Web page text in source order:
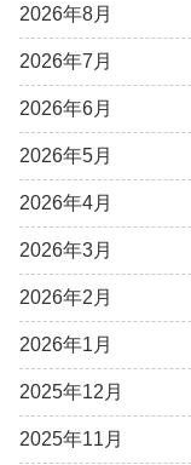
2026年8月
2026年7月
2026年6月
2026年5月
2026年4月
2026年3月
2026年2月
2026年1月
2025年12月
2025年11月